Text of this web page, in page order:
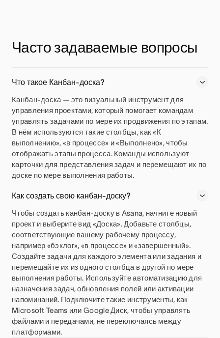
Часто задаваемые вопросы
Что такое Канбан-доска?
Канбан-доска — это визуальный инструмент для
управления проектами, который помогает командам
управлять задачами по мере их продвижения по этапам.
В нём используются такие столбцы, как «К
выполнению», «в процессе» и «Выполнено», чтобы
отображать этапы процесса. Команды используют
карточки для представления задач и перемещают их по
доске по мере выполнения работы.
Как создать свою канбан-доску?
Чтобы создать канбан-доску в Asana, начните новый
проект и выберите вид «Доска». Добавьте столбцы,
соответствующие вашему рабочему процессу,
например «бэклог», «в процессе» и «завершенный».
Создайте задачи для каждого элемента или задания и
перемещайте их из одного столбца в другой по мере
выполнения работы. Используйте автоматизацию для
назначения задач, обновления полей или активации
напоминаний. Подключите такие инструменты, как
Microsoft Teams или Google Диск, чтобы управлять
файлами и передачами, не переключаясь между
платформами.